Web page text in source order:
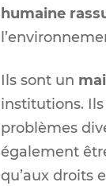
humaine
Ils sont un
institutions.
problèmes
également
qu’aux droits